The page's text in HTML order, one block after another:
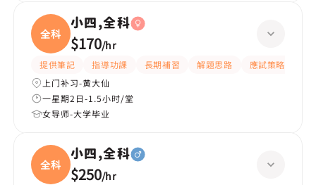
全科
小四,全科
$170/hr
提供筆記 指導功課 長期補習 解題思路 應試策略
上门补习-黄大仙
一星期2日-1.5小时/堂
女导师-大学毕业
全科
小四,全科
$250/hr